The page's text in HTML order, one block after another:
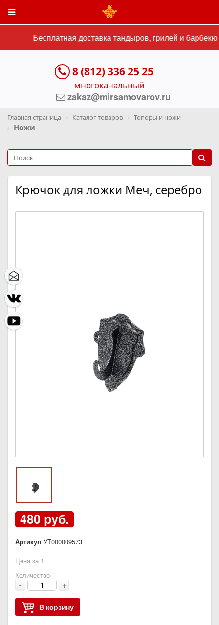
Бесплатная доставка тандыров, грилей и
8 (812) 336 25 25
многоканальный
zakaz@mirsamovarov.ru
Главная страница Каталог товаров Топоры и ножи
Ножи
Крючок для ложки Меч, серебро
480 руб.
Артикул УТ000009573
Цена за 1
Количество
- +
В корзину